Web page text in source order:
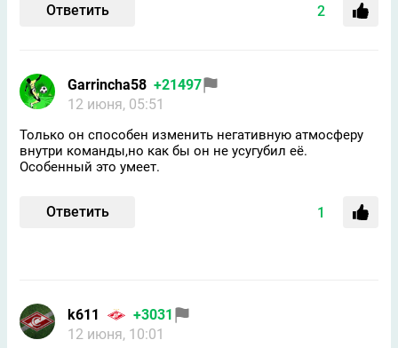
Ответить 2
Garrincha58 +21497
12 июня, 05:51
Только он способен изменить негативную атмосферу
внутри команды,но как бы он не усугубил её.
Особенный это умеет.
Ответить 1
k611
+3031
12 июня, 10:01